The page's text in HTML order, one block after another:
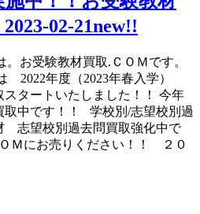
02-21new!!
。お受験教材買取.ＣＯＭです。
2022年度（2023年春入学）
タートいたしました！！ 今年
中です！！ 学校別/志望校別過
志望校別過去問買取強化中で
Ｍにお売りください！！ ２０